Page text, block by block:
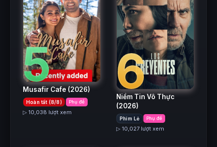
5
Musafir Cafe (2026)
Hoàn tất (8/8) Phụ đề
▷ 10,038 lượt xem
6
Niềm Tin Vô Thực
(2026)
Phim Lẻ Phụ đề
▷ 10,027 lượt xem